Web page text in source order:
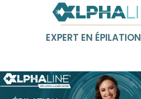
EXPERT EN ÉPILATION